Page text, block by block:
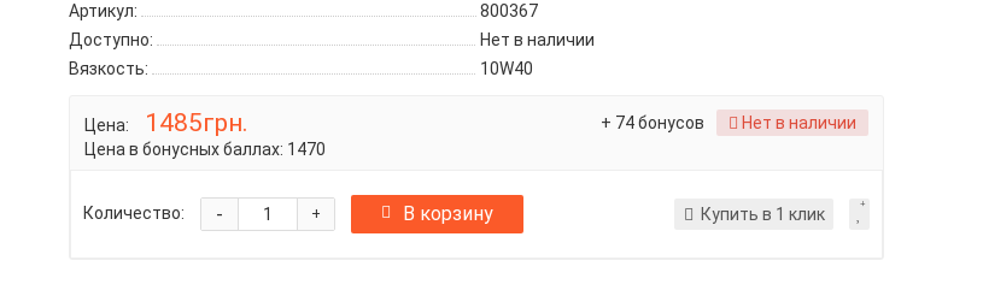
Артикул:
800367
Доступно:
Нет в наличии
Вязкость:
10W40
Цена: 1485грн.
Цена в бонусных баллах: 1470
+ 74 бонусов Нет в наличии
Количество: +
- В корзину Купить в 1 клик